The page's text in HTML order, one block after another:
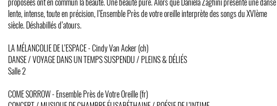
lente, intense, toute en précision, l’Ensemble Près de votre oreille interprète des songs du XVIème
siècle. Déshabillés d’atours.
LA MÉLANCOLIE DE L’ESPACE - Cindy Van Acker (ch)
DANSE / VOYAGE DANS UN TEMPS SUSPENDU / PLEINS & DÉLIÉS
Salle 2
COME SORROW - Ensemble Près de Votre Oreille (fr)